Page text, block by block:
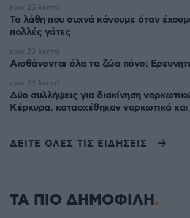
Τα λάθη που συχνά κάνουμε όταν
πολλές γάτες
πριν 23 λεπτά
Αισθάνονται όλα τα ζώα πόνο;
πριν 23 λεπτά
Δύο συλλήψεις για διακίνηση
Κέρκυρα, κατασχέθηκαν ναρκωτικά
πριν 24 λεπτά
ΔΕΙΤΕ ΟΛΕΣ ΤΙΣ ΕΙΔΗΣΕΙΣ
ΤΑ ΠΙΟ ΔΗΜΟΦΙΛΗ